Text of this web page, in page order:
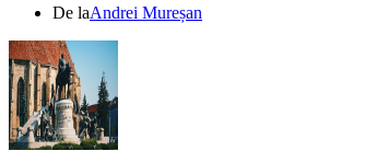
De laAndrei Mureșan